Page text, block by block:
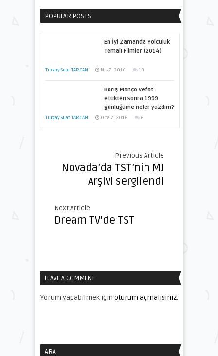
POPULAR POSTS
En İyi Zamanda Yolculuk
Temalı Filmler (2014)
Turgay Suat TARCAN Nis 7, 2016 19
Barış Manço vefat
ettikten sonra 1999
günlüğüme neler yazdım?
Turgay Suat TARCAN Oca 2, 2016 6
Previous Article
Novada’da TST’nin MJ
Arşivi sergilendi
Next Article
Dream TV’de TST
LEAVE A COMMENT
Yorum yapabilmek için oturum açmalısınız.
ARA